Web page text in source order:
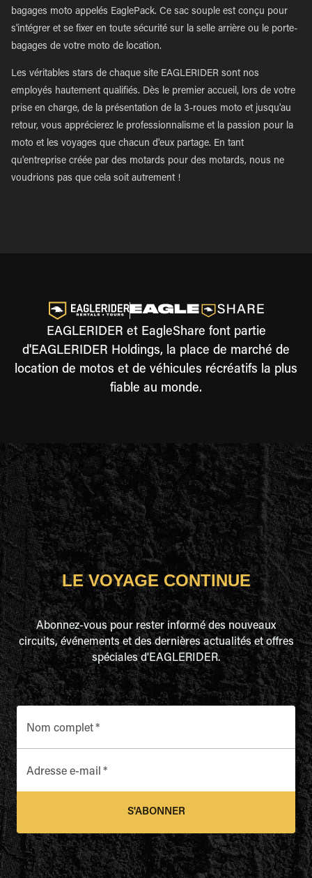
bagages moto appelés EaglePack. Ce sac souple est conçu pour
s'intégrer et se fixer en toute sécurité sur la selle arrière ou le porte-
bagages de votre moto de location.
Les véritables stars de chaque site EAGLERIDER sont nos
employés hautement qualifiés. Dès le premier accueil, lors de votre
prise en charge, de la présentation de la 3-roues moto et jusqu'au
retour, vous apprécierez le professionnalisme et la passion pour la
moto et les voyages que chacun d'eux partage. En tant
qu'entreprise créée par des motards pour des motards, nous ne
voudrions pas que cela soit autrement !
EAGLERIDER et EagleShare font partie
d'EAGLERIDER Holdings, la place de marché de
location de motos et de véhicules récréatifs la plus
fiable au monde.
LE VOYAGE CONTINUE
Abonnez-vous pour rester informé des nouveaux
circuits, événements et des dernières actualités et offres
spéciales d'EAGLERIDER.
Nom complet*
Adresse e-mail *
S'ABONNER